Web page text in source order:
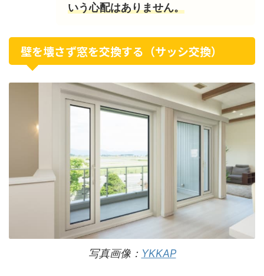
いう心配はありません。
壁を壊さず窓を交換する（サッシ交換）
写真画像： YKKAP